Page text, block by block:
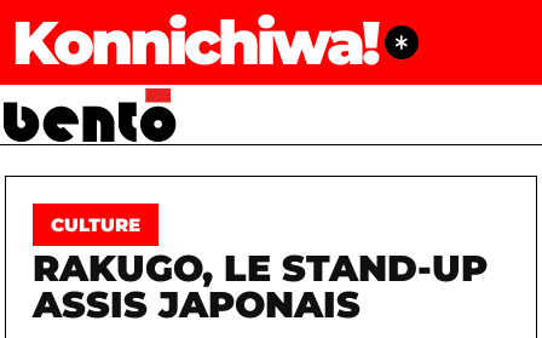
Konnichiwa!
CULTURE
RAKUGO, LE STAND-UP
ASSIS JAPONAIS